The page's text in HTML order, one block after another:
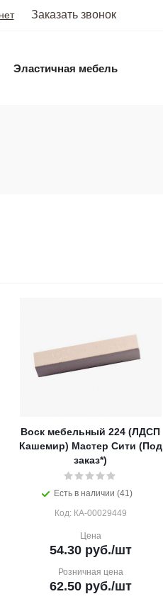
Заказать звонок
Эластичная мебель
Воск мебельный 224 (ЛДСП
Кашемир) Мастер Сити (Под
заказ*)
Есть в наличии (41)
Код: КА-00029449
Цена
54.30руб./шт
Розничная цена
62.50руб./шт